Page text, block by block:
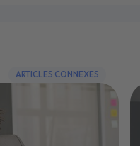
ARTICLES CONNEXES